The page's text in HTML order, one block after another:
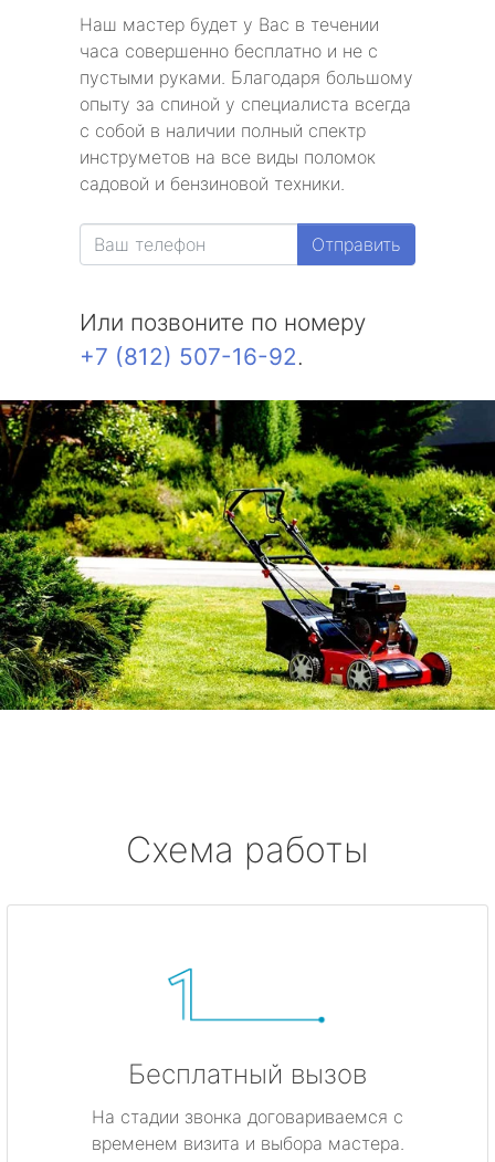
Наш мастер будет у Вас в течении
часа совершенно бесплатно и не с
пустыми руками. Благодаря большому
опыту за спиной у специалиста всегда
с собой в наличии полный спектр
инструметов на все виды поломок
садовой и бензиновой техники.
Отправить
Или позвоните по номеру
+7 (812) 507-16-92.
Схема работы
Бесплатный вызов
На стадии звонка договариваемся с
временем визита и выбора мастера.